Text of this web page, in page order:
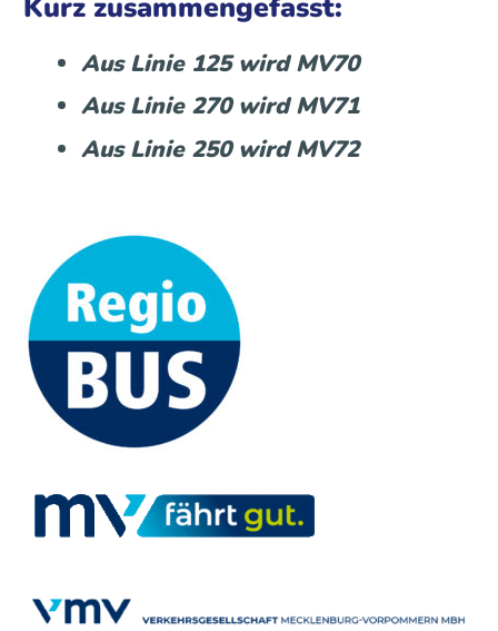
Kurz zusammengefasst:
Aus Linie 125 wird MV70
Aus Linie 270 wird MV71
Aus Linie 250 wird MV72